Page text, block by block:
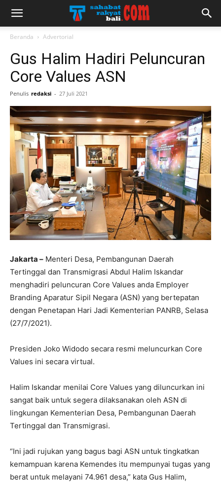
Beranda Advertorial
Gus Halim Hadiri Peluncuran
Core Values ASN
Penulis redaksi - 27 Juli 2021
Jakarta – Menteri Desa, Pembangunan Daerah
Tertinggal dan Transmigrasi Abdul Halim Iskandar
menghadiri peluncuran Core Values anda Employer
Branding Aparatur Sipil Negara (ASN) yang bertepatan
dengan Penetapan Hari Jadi Kementerian PANRB, Selasa
(27/7/2021).
Presiden Joko Widodo secara resmi meluncurkan Core
Values ini secara virtual.
Halim Iskandar menilai Core Values yang diluncurkan ini
sangat baik untuk segera dilaksanakan oleh ASN di
lingkungan Kementerian Desa, Pembangunan Daerah
Tertinggal dan Transmigrasi.
“Ini jadi rujukan yang bagus bagi ASN untuk tingkatkan
kemampuan karena Kemendes itu mempunyai tugas yang
berat untuk melayani 74.961 desa,” kata Gus Halim,